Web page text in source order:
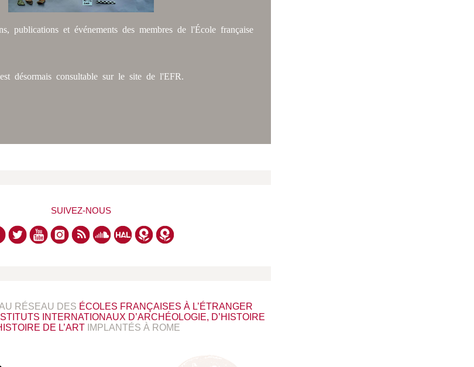
publications et événements des membres de l'École française
désormais consultable sur le site de l'EFR.
SUIVEZ-NOUS
AU RÉSEAU DES ÉCOLES FRANÇAISES À L’ÉTRANGER
INTERNATIONAUX D’ARCHÉOLOGIE, D’HISTOIRE
DE L’ART IMPLANTÉS À ROME